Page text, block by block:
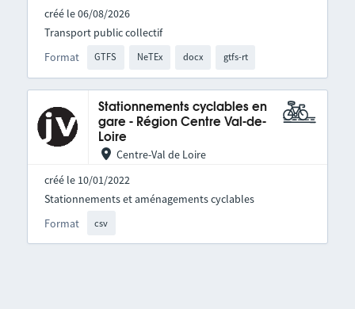
créé le 06/08/2026
Format GTFS NeTEx docx gtfs-rt
Transport public collectif
Stationnements cyclables en
gare - Région Centre Val-de-
Loire
Centre-Val de Loire
créé le 10/01/2022
Format csv
Stationnements et aménagements cyclables